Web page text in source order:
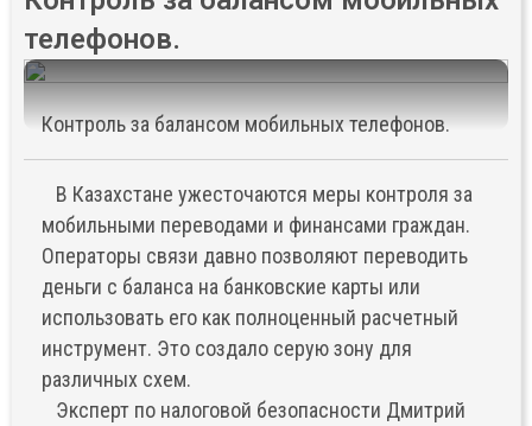
телефонов.
Контроль за балансом мобильных телефонов.
В Казахстане ужесточаются меры контроля за
мобильными переводами и финансами граждан.
Операторы связи давно позволяют переводить
деньги с баланса на банковские карты или
использовать его как полноценный расчетный
инструмент. Это создало серую зону для
различных схем.
Эксперт по налоговой безопасности Дмитрий